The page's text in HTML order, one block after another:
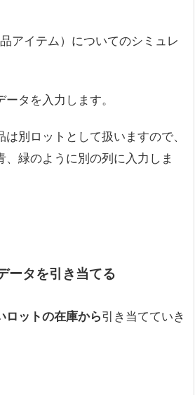
アイテム）についてのシミュレ
タを入力します。
別ロットとして扱いますので、
、緑のように別の列に入力しま
ータを引き当てる
ロットの在庫から引き当てていき